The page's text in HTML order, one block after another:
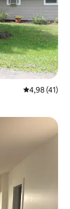
4,98 de uma
4,98 (41)